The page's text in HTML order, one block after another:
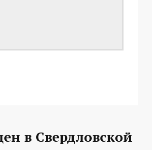
в Свердловской